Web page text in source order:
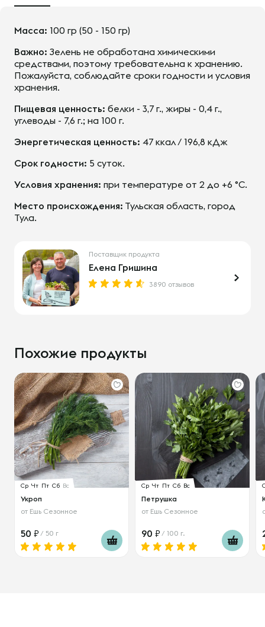
Масса: 100 гр (50 - 150 гр)
Важно: Зелень не обработана химическими
средствами, поэтому требовательна к хранению.
Пожалуйста, соблюдайте сроки годности и условия
хранения.
Пищевая ценность: белки - 3,7 г., жиры - 0,4 г.,
углеводы - 7,6 г.; на 100 г.
Энергетическая ценность: 47 ккал / 196,8 кДж
Срок годности: 5 суток.
Условия хранения: при температуре от 2 до +6 °С.
Место происхождения: Тульская область, город
Тула.
Поставщик продукта
Елена Гришина
3890 отзывов
Похожие продукты
Ср Чт Пт Сб Вс
Укроп
от Ешь Сезонное
50 / 50 г
Ср Чт Пт Сб Вс
Петрушка
от Ешь Сезонное
90 / 100 г.